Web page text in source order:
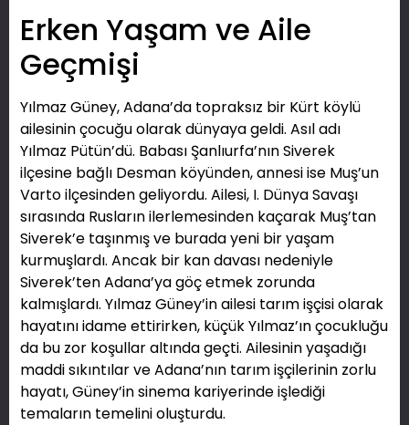
Erken Yaşam ve Aile
Geçmişi
Yılmaz Güney, Adana’da topraksız bir Kürt köylü
ailesinin çocuğu olarak dünyaya geldi. Asıl adı
Yılmaz Pütün’dü. Babası Şanlıurfa’nın Siverek
ilçesine bağlı Desman köyünden, annesi ise Muş’un
Varto ilçesinden geliyordu. Ailesi, I. Dünya Savaşı
sırasında Rusların ilerlemesinden kaçarak Muş’tan
Siverek’e taşınmış ve burada yeni bir yaşam
kurmuşlardı. Ancak bir kan davası nedeniyle
Siverek’ten Adana’ya göç etmek zorunda
kalmışlardı. Yılmaz Güney’in ailesi tarım işçisi olarak
hayatını idame ettirirken, küçük Yılmaz’ın çocukluğu
da bu zor koşullar altında geçti. Ailesinin yaşadığı
maddi sıkıntılar ve Adana’nın tarım işçilerinin zorlu
hayatı, Güney’in sinema kariyerinde işlediği
temaların temelini oluşturdu.